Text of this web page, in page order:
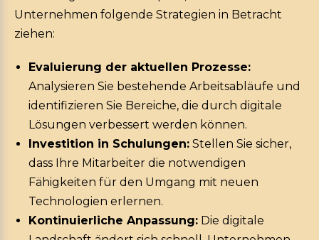
Unternehmen folgende Strategien in Betracht
ziehen:
Evaluierung der aktuellen Prozesse:
Analysieren Sie bestehende Arbeitsabläufe und
identifizieren Sie Bereiche, die durch digitale
Lösungen verbessert werden können.
Investition in Schulungen: Stellen Sie sicher,
dass Ihre Mitarbeiter die notwendigen
Fähigkeiten für den Umgang mit neuen
Technologien erlernen.
Kontinuierliche Anpassung: Die digitale